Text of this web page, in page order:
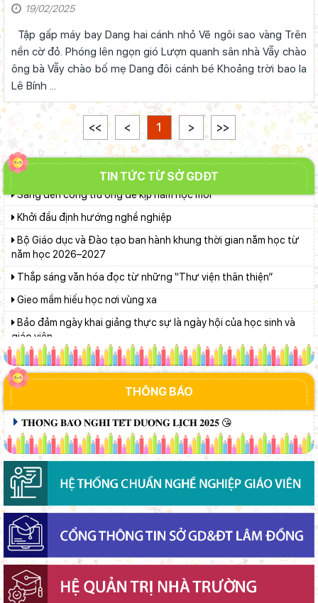
19/02/2025
nền cờ đỏ. Phóng lên ngọn gió Lượn quanh sân nhà Vẫy chào
ông bà Vẫy chào bố mẹ Dang đôi cánh bé Khoảng trời bao la
Lê Bính ...
<< < 1 > >>
TIN TỨC TỪ SỞ GDĐT
chính sách giáo dục hòa nhập
công lập tại các địa phương
Phó Chủ tịch UBND tỉnh Lâm Đồng Nguyễn Minh kiểm tra tiến
độ Dự án Trường TH&THCS Xuân Hương
Chuẩn bị hành trang cho trẻ vào lớp 1: Đồng hành đúng cách từ
gia đình
Lâm Đồng phấn đấu hoàn thành Trường THPT Chuyên Bảo
Lộc trước năm học mới
Sáng đèn công trường để kịp năm học mới
Khởi đầu định hướng nghề nghiệp
năm học 2026–2027
Thắp sáng văn hóa đọc từ những “Thư viện thân thiện”
Gieo mầm hiếu học nơi vùng xa
giáo viên
Giữ vững nền tảng tư tưởng của Ðảng từ học đường
Từ khát vọng dân giàu, nước mạnh đến lý luận kinh tế thị
trường định hướng XHCN trong kỷ nguyên mới - Bài 1: Khẳng
định tư tưởng Hồ Chí Minh, đấu tranh với luận điệu xuyên tạc
Từ khát vọng dân giàu, nước mạnh đến lý luận kinh tế thị
trường định hướng XHCN trong kỷ nguyên mới - Bài 2: Khơi
thông nguồn lực, vững bước tiến vào kỷ nguyên mới (tiếp theo
và hết)
Lâm Đồng tạo nền tảng đột phá phát triển giáo dục và đào tạo
tạo nguồn nhân lực y tế
Lâm Đồng chủ động ứng phó nguy cơ thiếu nước do El Nino
Chính phủ ban hành Nghị quyết quy định cơ cấu, số lượng và
chính sách đối với đội ngũ quản lý, nhân sự hỗ trợ giáo dục khi
sắp xếp cơ sở giáo dục công lập
Sở Giáo dục và Đào tạo Lâm Đồng đẩy mạnh cải cách hành
chính gắn với áp dụng ISO 9001:2015
THÔNG BÁO
𝐓𝐇𝐎̂𝐍𝐆 𝐁𝐀́𝐎 𝐍𝐆𝐇𝐈̉ 𝐓𝐄̂́𝐓 𝐃𝐔̛𝐎̛𝐍𝐆 𝐋𝐈̣𝐂𝐇 𝟐𝟎𝟐𝟓 😘